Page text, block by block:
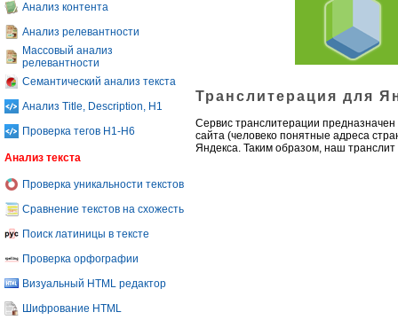
Анализ контента
Анализ релевантности
Массовый анализ
релевантности
Семантический анализ текста
Анализ Title, Description, H1
Проверка тегов H1-H6
Анализ текста
Проверка уникальности текстов
Сравнение текстов на схожесть
Поиск латиницы в тексте
Проверка орфографии
Визуальный HTML редактор
Шифрование HTML
Транслитерация для
Сервис транслитерации предназначен
сайта (человеко понятные адреса
Яндекса. Таким образом, наш транслит